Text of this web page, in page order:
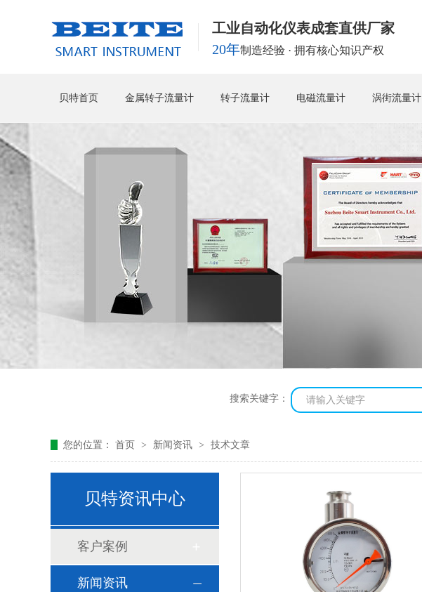
工业自动化仪表成套直供厂家
20年制造经验 · 拥有核心知识产权
贝特首页 金属转子流量计 转子流量计 电磁流量计 涡街流量计
搜索关键字：
您的位置： 首页 > 新闻资讯 > 技术文章
贝特资讯中心
客户案例
新闻资讯